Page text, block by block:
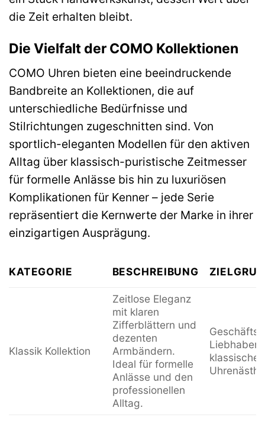
die Zeit erhalten bleibt.
Die Vielfalt der COMO Kollektionen
COMO Uhren bieten eine beeindruckende
Bandbreite an Kollektionen, die auf
unterschiedliche Bedürfnisse und
Stilrichtungen zugeschnitten sind. Von
sportlich-eleganten Modellen für den aktiven
Alltag über klassisch-puristische Zeitmesser
für formelle Anlässe bis hin zu luxuriösen
Komplikationen für Kenner – jede Serie
repräsentiert die Kernwerte der Marke in ihrer
einzigartigen Ausprägung.
KATEGORIE BESCHREIBUNG
Klassik Kollektion
Zeitlose Eleganz
mit klaren
Zifferblättern und
dezenten
Armbändern.
Ideal für formelle
Anlässe und den
professionellen
Alltag.
Liebhaber
klassischer